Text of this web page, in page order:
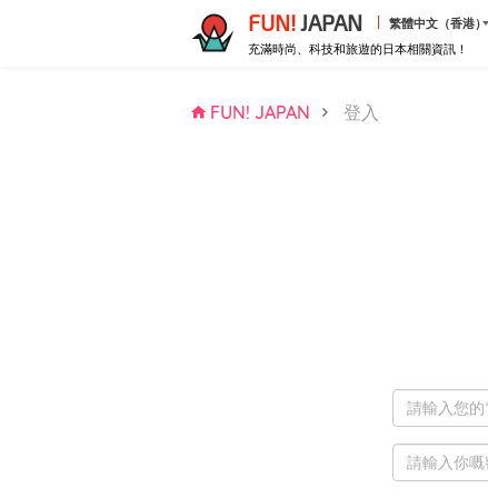
FUN! JAPAN 繁體中文（香港）
充滿時尚、科技和旅遊的日本相關資訊！
FUN! JAPAN 登入